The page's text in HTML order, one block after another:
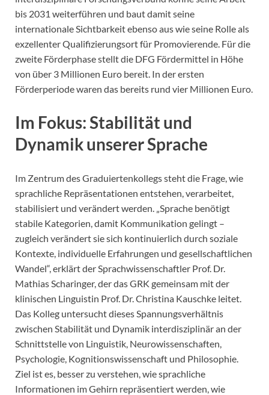
bis 2031 weiterführen und baut damit seine
internationale Sichtbarkeit ebenso aus wie seine Rolle als
exzellenter Qualifizierungsort für Promovierende. Für die
zweite Förderphase stellt die DFG Fördermittel in Höhe
von über 3 Millionen Euro bereit. In der ersten
Förderperiode waren das bereits rund vier Millionen Euro.
Im Fokus: Stabilität und
Dynamik unserer Sprache
Im Zentrum des Graduiertenkollegs steht die Frage, wie
sprachliche Repräsentationen entstehen, verarbeitet,
stabilisiert und verändert werden. „Sprache benötigt
stabile Kategorien, damit Kommunikation gelingt –
zugleich verändert sie sich kontinuierlich durch soziale
Kontexte, individuelle Erfahrungen und gesellschaftlichen
Wandel“, erklärt der Sprachwissenschaftler Prof. Dr.
Mathias Scharinger, der das GRK gemeinsam mit der
klinischen Linguistin Prof. Dr. Christina Kauschke leitet.
Das Kolleg untersucht dieses Spannungsverhältnis
zwischen Stabilität und Dynamik interdisziplinär an der
Schnittstelle von Linguistik, Neurowissenschaften,
Psychologie, Kognitionswissenschaft und Philosophie.
Ziel ist es, besser zu verstehen, wie sprachliche
Informationen im Gehirn repräsentiert werden, wie